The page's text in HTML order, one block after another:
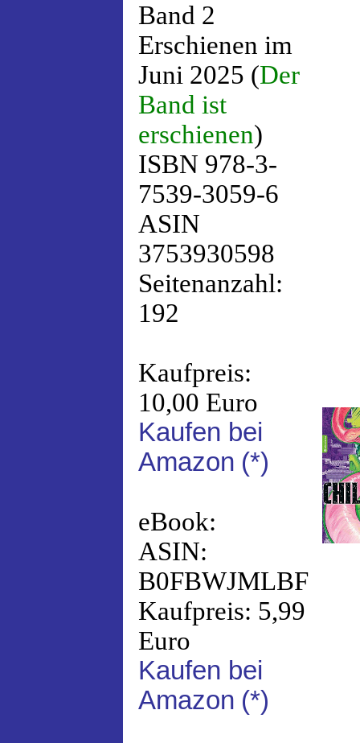
Band 2
Erschienen im
Juni 2025 (Der
Band ist
erschienen)
ISBN 978-3-
7539-3059-6
ASIN
3753930598
Seitenanzahl:
192
Kaufpreis:
10,00 Euro
Kaufen bei
Amazon (*)
eBook:
ASIN:
B0FBWJMLBF
Kaufpreis: 5,99
Euro
Kaufen bei
Amazon (*)